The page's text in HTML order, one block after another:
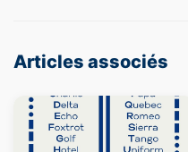
Articles associés